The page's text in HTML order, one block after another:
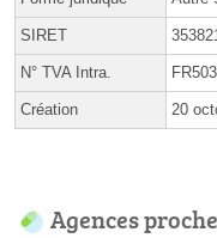
SIRET
N° TVA Intra.
Création 20
Agences